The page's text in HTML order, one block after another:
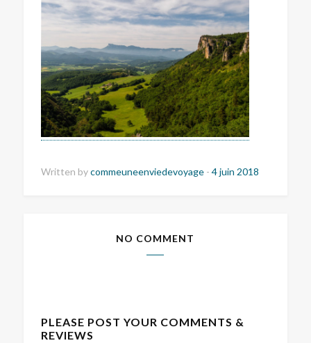
Written bycommeuneenviedevoyage - 4 juin 2018
NO COMMENT
PLEASE POST YOUR COMMENTS &
REVIEWS